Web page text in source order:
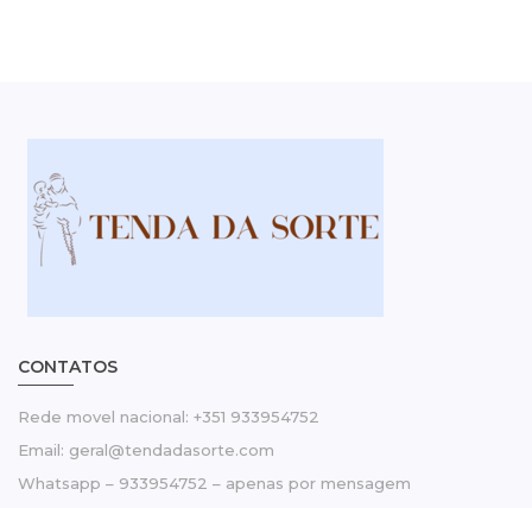
CONTATOS
Rede movel nacional: +351 933954752
Email: geral@tendadasorte.com
Whatsapp – 933954752 – apenas por mensagem